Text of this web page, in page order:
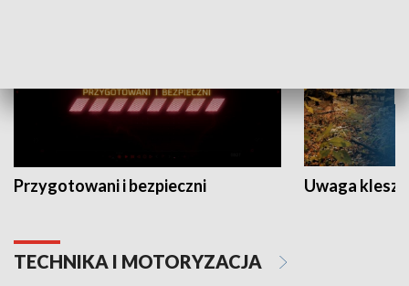
Przygotowani i bezpieczni Uwaga
TECHNIKA I MOTORYZACJA